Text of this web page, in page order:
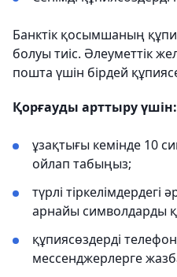
Банктік қосымшаның
болуы тиіс. Әлеуметтік
пошта үшін бірдей
Қорғауды арттыру үшін:
ұзақтығы кемінде 10
ойлап табыңыз;
түрлі
арнайы символдарды
құпиясөздерді
мессенджерлерге